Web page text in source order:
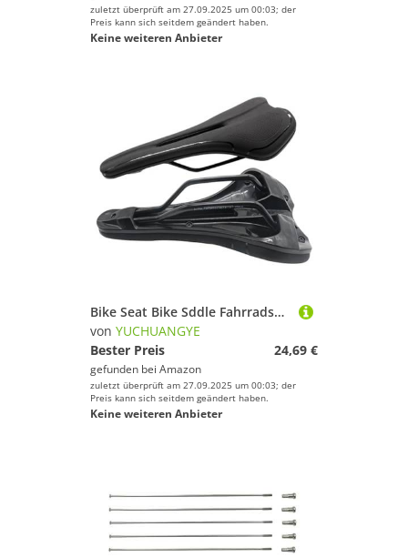
zuletzt überprüft am 27.09.2025 um 00:03; der
Preis kann sich seitdem geändert haben.
Keine weiteren Anbieter
Bike Seat Bike Sddle Fahrradsattel Ultraleichter Fahrradsitzsattel Ledersattel Atmungsaktives weiches Sitzkissen Rennradrahmengabel(Noir)
von YUCHUANGYE
Bester Preis
24,69 €
gefunden bei Amazon
zuletzt überprüft am 27.09.2025 um 00:03; der
Preis kann sich seitdem geändert haben.
Keine weiteren Anbieter